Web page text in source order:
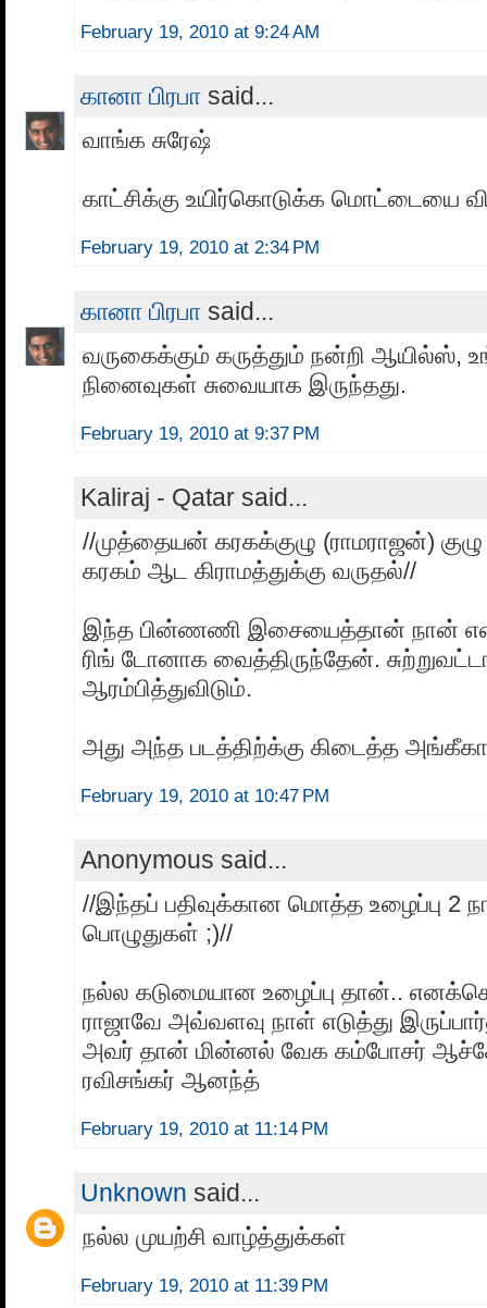
February 19, 2010 at 9:24 AM
கானா பிரபா said...
வாங்க சுரேஷ்
காட்சிக்கு உயிர்கொடுக்க மொட்டையை
February 19, 2010 at 2:34 PM
கானா பிரபா said...
வருகைக்கும் கருத்தும் நன்றி ஆயில்ஸ்,
நினைவுகள் சுவையாக இருந்தது.
February 19, 2010 at 9:37 PM
Kaliraj - Qatar said...
//முத்தையன் கரகக்குழு (ராமராஜன்) குழு
கரகம் ஆட கிராமத்துக்கு வருதல்//
இந்த பின்ணணி இசையைத்தான் நான்
ரிங் டோனாக வைத்திருந்தேன்.
ஆரம்பித்துவிடும்.
அது அந்த படத்திற்க்கு கிடைத்த
February 19, 2010 at 10:47 PM
Anonymous said...
//இந்தப் பதிவுக்கான மொத்த உழைப்பு 2
பொழுதுகள் ;)//
நல்ல கடுமையான உழைப்பு தான்..
ராஜாவே அவ்வளவு நாள் எடுத்து
அவர் தான் மின்னல் வேக கம்போசர்
ரவிசங்கர் ஆனந்த்
February 19, 2010 at 11:14 PM
Unknown said...
நல்ல முயற்சி வாழ்த்துக்கள்
February 19, 2010 at 11:39 PM